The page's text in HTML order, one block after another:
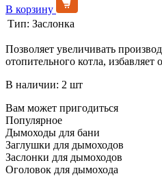
В корзину
Тип: Заслонка
Позволяет увеличивать
отопительного котла, избавляет
В наличии: 2 шт
Вам может пригодиться
Популярное
Дымоходы для бани
Заглушки для дымоходов
Заслонки для дымоходов
Оголовок для дымохода